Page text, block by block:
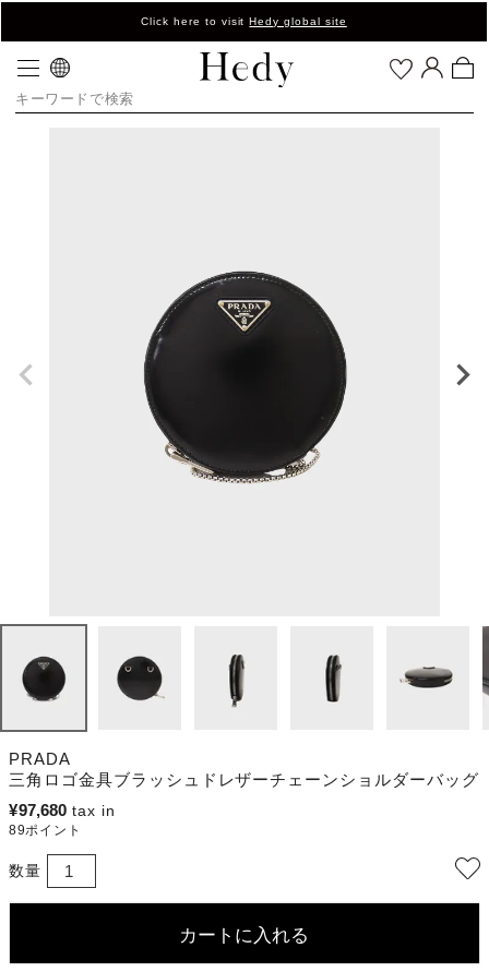
Click here to visitHedy global site
PRADA
三角ロゴ金具ブラッシュドレザーチェーンショルダーバッグ
¥97,680
89ポイント
カートに入れる